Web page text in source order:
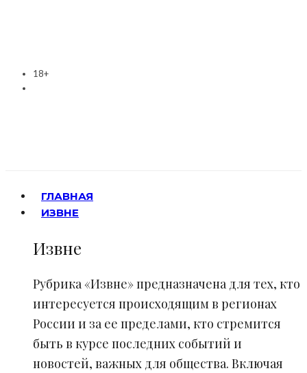
18+
ГЛАВНАЯ
ИЗВНЕ
Извне
Рубрика «Извне» предназначена для тех, кто
интересуется происходящим в регионах
России и за ее пределами, кто стремится
быть в курсе последних событий и
новостей, важных для общества. Включая